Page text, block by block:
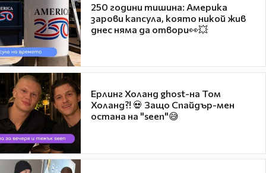
250 години тишина: Америка
зарови капсула, която никой жив
днес няма да отвори👀💥
Ерлинг Холанд ghost-на Том
Холанд?! 💀 Защо Спайдър-мен
остана на "seen"😅